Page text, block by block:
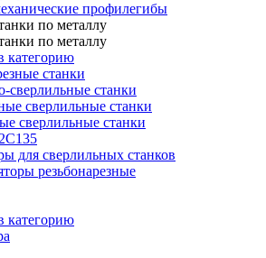
профилегибы
по металлу
по металлу
категорию
станки
сверлильные станки
сверлильные станки
сверлильные станки
для сверлильных станков
резьбонарезные
категорию